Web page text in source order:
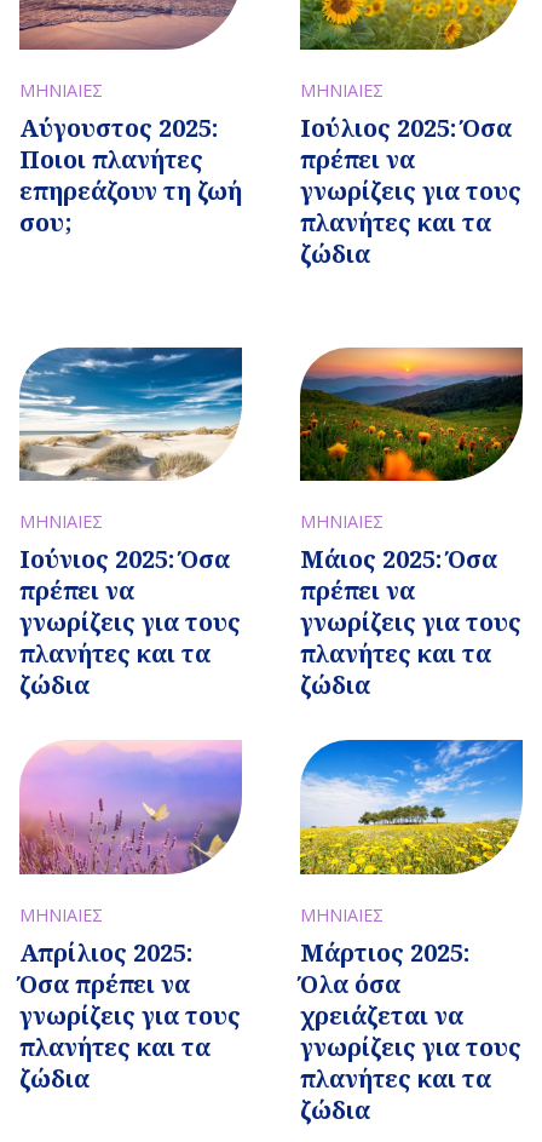
ΜΗΝΙΑΙΕΣ
Αύγουστος 2025:
Ποιοι πλανήτες
επηρεάζουν τη ζωή
σου;
ΜΗΝΙΑΙΕΣ
Ιούλιος 2025: Όσα
πρέπει να
γνωρίζεις για τους
πλανήτες και τα
ζώδια
ΜΗΝΙΑΙΕΣ
Ιούνιος 2025: Όσα
πρέπει να
γνωρίζεις για τους
πλανήτες και τα
ζώδια
ΜΗΝΙΑΙΕΣ
Μάιος 2025: Όσα
πρέπει να
γνωρίζεις για τους
πλανήτες και τα
ζώδια
ΜΗΝΙΑΙΕΣ
Απρίλιος 2025:
Όσα πρέπει να
γνωρίζεις για τους
πλανήτες και τα
ζώδια
ΜΗΝΙΑΙΕΣ
Μάρτιος 2025:
Όλα όσα
χρειάζεται να
γνωρίζεις για τους
πλανήτες και τα
ζώδια